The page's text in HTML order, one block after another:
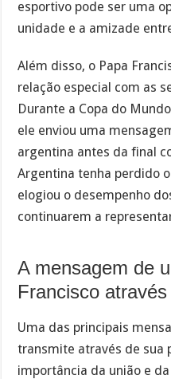
esportivo pode ser uma
unidade e a amizade
Além disso, o Papa
relação especial com as
Durante a Copa do
ele enviou uma
argentina antes da final
Argentina tenha perdido
elogiou o desempenho
continuarem a
A mensagem de
Francisco
Uma das principais
transmite através de sua
importância da união e